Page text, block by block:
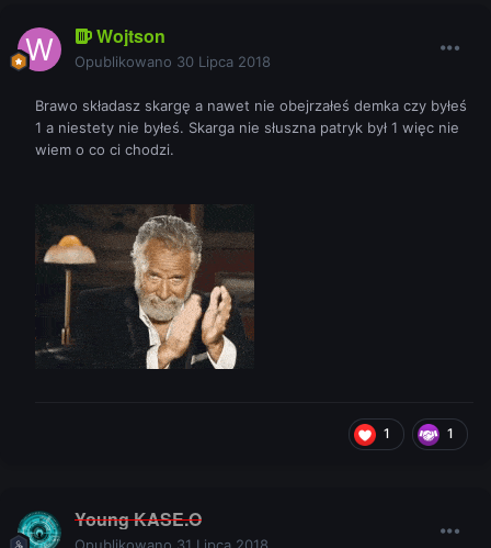
Wojtson
Opublikowano 30 Lipca 2018
Brawo składasz skargę a nawet nie obejrzałeś demka czy byłeś
1 a niestety nie byłeś. Skarga nie słuszna patryk był 1 więc nie
wiem o co ci chodzi.
1 1
Young KASE.O